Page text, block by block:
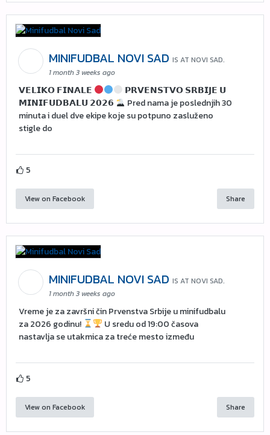
MINIFUDBAL NOVI SAD IS AT NOVI SAD.
1 month 3 weeks ago
𝗩𝗘𝗟𝗜𝗞𝗢 𝗙𝗜𝗡𝗔𝗟𝗘
𝗣𝗥𝗩𝗘𝗡𝗦𝗧𝗩𝗢 𝗦𝗥𝗕𝗜𝗝𝗘 𝗨
𝗠𝗜𝗡𝗜𝗙𝗨𝗗𝗕𝗔𝗟𝗨 𝟮𝟬𝟮𝟲
Pred nama je poslednjih 30
minuta i duel dve ekipe koje su potpuno zasluženo
stigle do
5
View on Facebook Share
MINIFUDBAL NOVI SAD IS AT NOVI SAD.
1 month 3 weeks ago
Vreme je za završni čin Prvenstva Srbije u minifudbalu
za 2026 godinu!
U sredu od 19:00 časova
nastavlja se utakmica za treće mesto između
5
View on Facebook Share